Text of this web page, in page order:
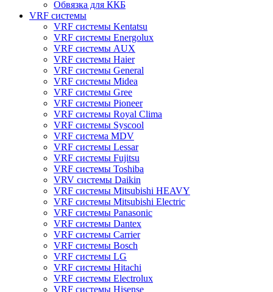
Обвязка для ККБ
VRF системы
VRF системы Kentatsu
VRF системы Energolux
VRF системы AUX
VRF системы Haier
VRF системы General
VRF системы Midea
VRF системы Gree
VRF системы Pioneer
VRF системы Royal Clima
VRF системы Syscool
VRF система MDV
VRF системы Lessar
VRF системы Fujitsu
VRF системы Toshiba
VRV системы Daikin
VRF системы Mitsubishi HEAVY
VRF системы Mitsubishi Electric
VRF системы Panasonic
VRF системы Dantex
VRF системы Carrier
VRF системы Bosch
VRF системы LG
VRF системы Hitachi
VRF системы Electrolux
VRF системы Hisense